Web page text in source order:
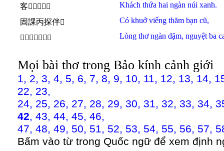
客𱝅𠄩岸𡶀撑
Khách thứa hai ngàn núi xanh.
固課丙探伴𪧘
Có khuởviếng thăm bạn cũ,
𢚸踈𠦳琰月巴更
Lòng thơngàn dặm, nguyệt ba
Mọi bài thơ trong Bảo kính cảnh giới
1, 2, 3, 4, 5, 6, 7, 8, 9, 10, 11, 12, 13, 14,
22, 23,
24, 25, 26, 27, 28, 29, 30, 31, 32, 33, 34,
42, 43, 44, 45, 46,
47, 48, 49, 50, 51, 52, 53, 54, 55, 56, 57,
Bấm vào từ trong Quốc ngữ để xem định